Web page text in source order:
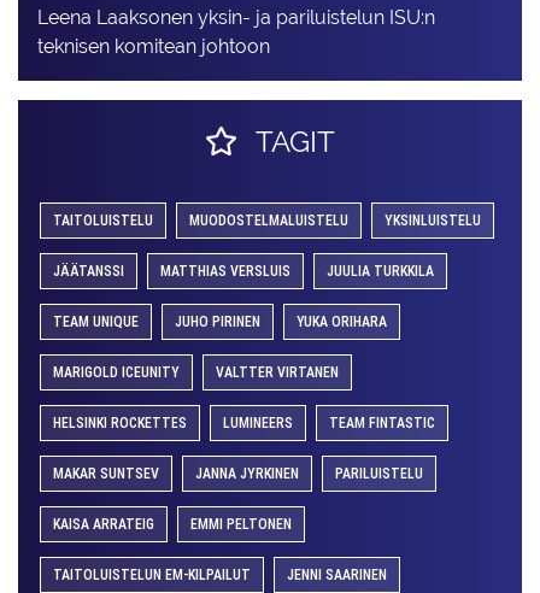
Leena Laaksonen yksin- ja pariluistelun ISU:n
teknisen komitean johtoon
TAGIT
TAITOLUISTELU MUODOSTELMALUISTELU YKSINLUISTELU
JÄÄTANSSI MATTHIAS VERSLUIS JUULIA TURKKILA
TEAM UNIQUE JUHO PIRINEN YUKA ORIHARA
MARIGOLD ICEUNITY VALTTER VIRTANEN
HELSINKI ROCKETTES LUMINEERS TEAM FINTASTIC
MAKAR SUNTSEV JANNA JYRKINEN PARILUISTELU
KAISA ARRATEIG EMMI PELTONEN
TAITOLUISTELUN EM-KILPAILUT JENNI SAARINEN